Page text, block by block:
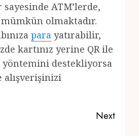
ATM’lerde,
mümkün olmaktadır.
para yatırabilir,
kartınız yerine QR ile
destekliyorsa
alışverişinizi
Next